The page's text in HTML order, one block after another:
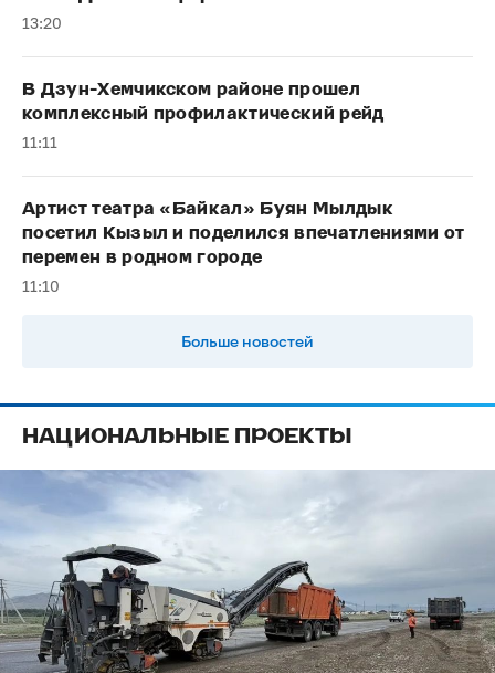
13:20
В Дзун-Хемчикском районе прошел
комплексный профилактический рейд
11:11
Артист театра «Байкал» Буян Мылдык
посетил Кызыл и поделился впечатлениями от
перемен в родном городе
11:10
Больше новостей
НАЦИОНАЛЬНЫЕ ПРОЕКТЫ